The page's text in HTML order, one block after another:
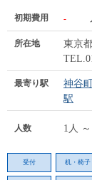
初期費用 -
所在地
東京
最寄り駅 神谷
駅
人数 1人
受付 机・椅子